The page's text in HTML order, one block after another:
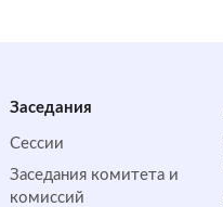
Заседания
Сессии
Заседания комитета и
комиссий